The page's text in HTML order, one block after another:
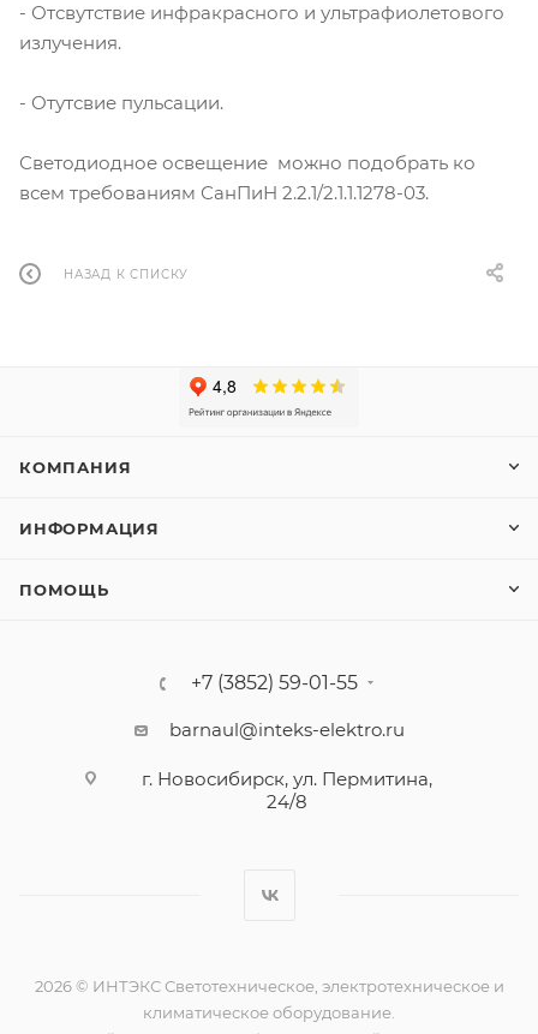
- Отсвутствие инфракрасного и ультрафиолетового
излучения.
- Отутсвие пульсации.
Светодиодное освещение можно подобрать ко
всем требованиям СанПиН 2.2.1/2.1.1.1278-03.
НАЗАД К СПИСКУ
КОМПАНИЯ
ИНФОРМАЦИЯ
ПОМОЩЬ
+7 (3852) 59-01-55
barnaul@inteks-elektro.ru
г. Новосибирск, ул. Пермитина,
24/8
2026 © ИНТЭКС Светотехническое, электротехническое и
климатическое оборудование.